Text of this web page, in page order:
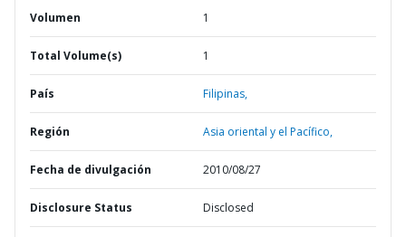
Volumen 1
Total Volume(s) 1
País Filipinas,
Región Asia oriental y el Pacífico,
Fecha de divulgación 2010/08/27
Disclosure Status Disclosed